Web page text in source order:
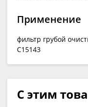
Применение
фильтр грубой
C15143
С этим